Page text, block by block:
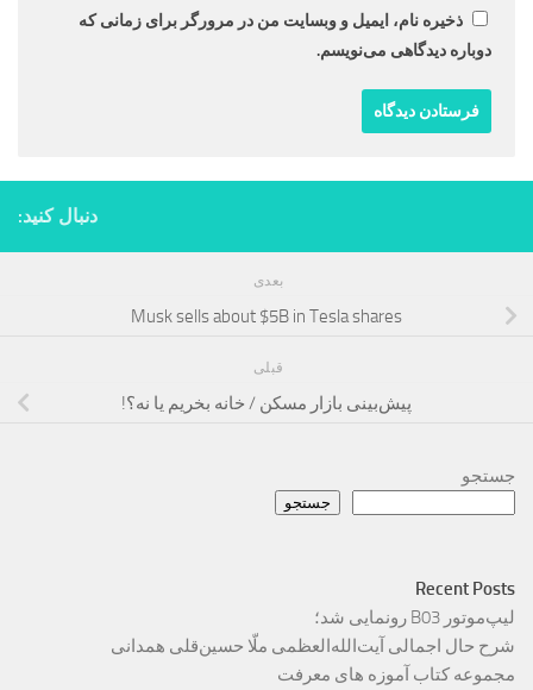
ذخیره نام، ایمیل و وبسایت من در مرورگر برای زمانی که
دوباره دیدگاهی می‌نویسم.
دنبال کنید:
بعدی
Musk sells about $5B in Tesla shares
قبلی
پیش‌بینی بازار مسکن / خانه بخریم یا نه؟!
جستجو
جستجو
Recent Posts
لیپ‌موتور B03 رونمایی شد؛
شرح حال اجمالی آیت‌الله‌العظمی ملّا حسین‌قلی همدانی
مجموعه کتاب آموزه های معرفت